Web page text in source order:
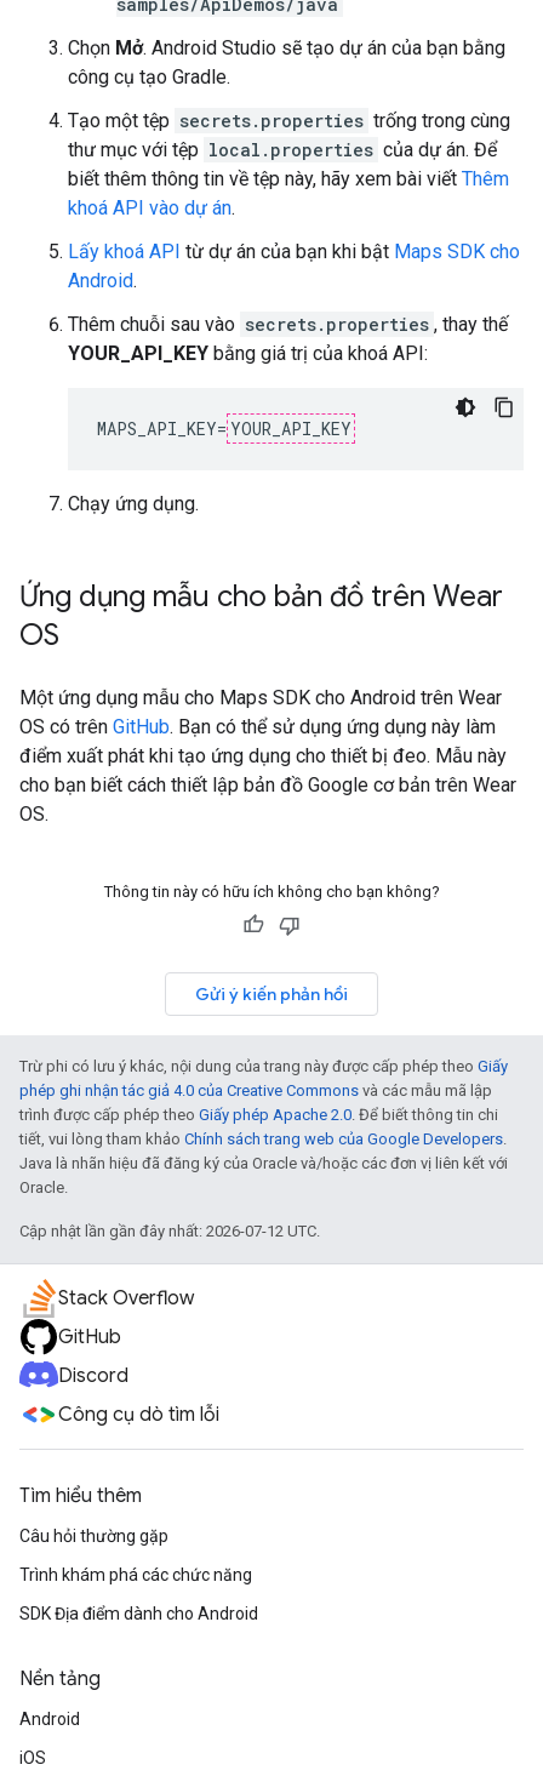
Chọn Mở. Android Studio sẽ tạo dự án của bạn bằng
công cụ tạo Gradle.
Tạo một tệp secrets.properties trống trong cùng
thư mục với tệp local.properties của dự án. Để
biết thêm thông tin về tệp này, hãy xem bài viết Thêm
khoá API vào dự án.
Lấy khoá API từ dự án của bạn khi bật Maps SDK cho
Android.
Thêm chuỗi sau vào secrets.properties , thay thế
YOUR_API_KEY bằng giá trị của khoá API:
MAPS_API_KEY= YOUR_API_KEY
Chạy ứng dụng.
Ứng dụng mẫu cho bản đồ trên Wear
OS
Một ứng dụng mẫu cho Maps SDK cho Android trên Wear
OS có trên GitHub. Bạn có thể sử dụng ứng dụng này làm
điểm xuất phát khi tạo ứng dụng cho thiết bị đeo. Mẫu này
cho bạn biết cách thiết lập bản đồ Google cơ bản trên Wear
OS.
Thông tin này có hữu ích không cho bạn không?
Gửi ý kiến phản hồi
Trừ phi có lưu ý khác, nội dung của trang này được cấp phép theo Giấy
phép ghi nhận tác giả 4.0 của Creative Commons và các mẫu mã lập
trình được cấp phép theo Giấy phép Apache 2.0. Để biết thông tin chi
tiết, vui lòng tham khảo Chính sách trang web của Google Developers.
Java là nhãn hiệu đã đăng ký của Oracle và/hoặc các đơn vị liên kết với
Oracle.
Cập nhật lần gần đây nhất: 2026-07-12 UTC.
Stack Overflow
GitHub
Discord
Công cụ dò tìm lỗi
Tìm hiểu thêm
Câu hỏi thường gặp
Trình khám phá các chức năng
SDK Địa điểm dành cho Android
Nền tảng
Android
iOS